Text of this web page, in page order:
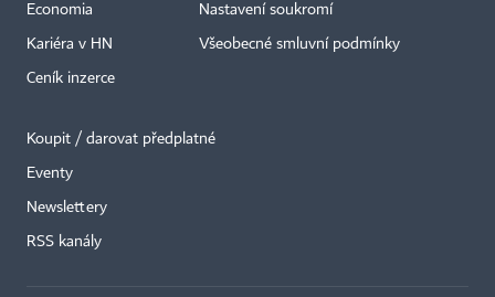
Economia
Kariéra v HN
Ceník inzerce
Nastavení soukromí
Všeobecné smluvní podmínky
Koupit / darovat předplatné
Eventy
Newslettery
RSS kanály